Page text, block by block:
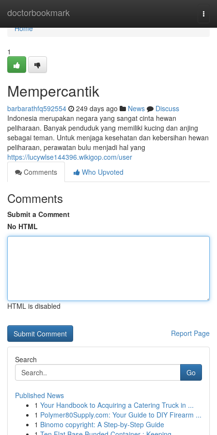
doctorbookmark
Home
Home
1
Mempercantik
barbarathfq592554 249 days ago News
Discuss
Indonesia merupakan negara yang sangat cinta hewan
peliharaan. Banyak penduduk yang memiliki kucing dan anjing
sebagai teman. Untuk menjaga kesehatan dan kebersihan hewan
peliharaan, perawatan bulu menjadi hal yang
https://lucywlse144396.wikigop.com/user
Comments
Who Upvoted
Comments
Submit a Comment
No HTML
HTML is disabled
Report Page
Search
Go
Published News
1 Your Handbook to Acquiring a Catering Truck in ...
1 Polymer80Supply.com: Your Guide to DIY Firearm ...
1 Binomo copyright: A Step-by-Step Guide